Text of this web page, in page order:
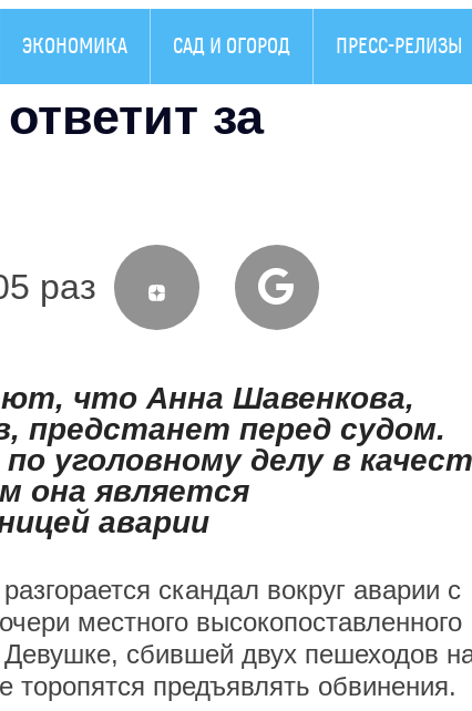
ЭКОНОМИКА САД И ОГОРОД ПРЕСС-РЕЛИЗЫ
за
раз
что Анна Шавенкова,
предстанет перед судом.
уголовному делу в
она является
аварии
скандал вокруг аварии с
местного высокопоставленного
Девушке, сбившей двух пешеходов
торопятся предъявлять обвинения.